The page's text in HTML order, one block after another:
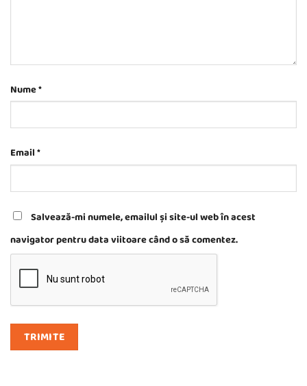
Nume*
Email*
Salvează-mi numele, emailul și site-ul web în acest
navigator pentru data viitoare când o să comentez.